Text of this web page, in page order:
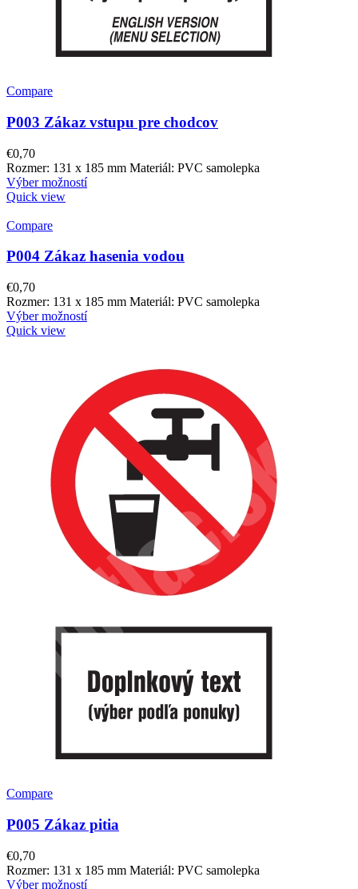
Compare
P003 Zákaz vstupu pre chodcov
€0,70
Rozmer: 131 x 185 mm Materiál: PVC samolepka
Výber možností
Quick view
Compare
P004 Zákaz hasenia vodou
€0,70
Rozmer: 131 x 185 mm Materiál: PVC samolepka
Výber možností
Quick view
Compare
P005 Zákaz pitia
€0,70
Rozmer: 131 x 185 mm Materiál: PVC samolepka
Výber možností